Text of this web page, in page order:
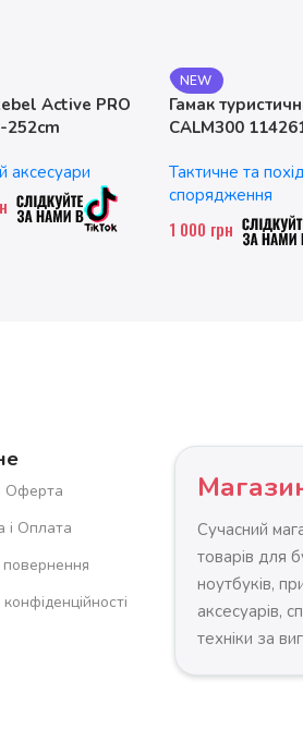
Active PRO
аксесуари
NEW
Гамак
CALM300
Тактичне та
спорядження
1 000 грн
Оферта
і Оплата
Сучасний
товарів для
ноутбуків,
аксесуарів,
техніки за